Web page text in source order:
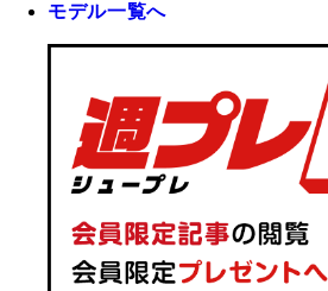
モデル一覧へ